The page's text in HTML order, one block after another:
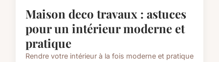
Maison deco travaux : astuces
pour un intérieur moderne et
pratique
Rendre votre intérieur à la fois moderne et pratique